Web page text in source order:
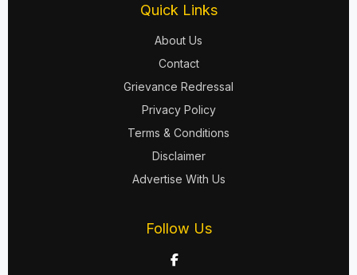
Quick Links
About Us
Contact
Grievance Redressal
Privacy Policy
Terms & Conditions
Disclaimer
Advertise With Us
Follow Us